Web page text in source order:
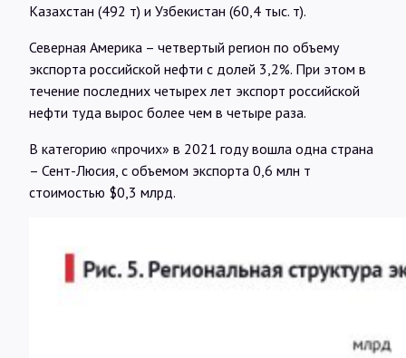
Казахстан (492 т) и Узбекистан (60,4 тыс. т).
Северная Америка – четвертый регион по объему
экспорта российской нефти с долей 3,2%. При этом в
течение последних четырех лет экспорт российской
нефти туда вырос более чем в четыре раза.
В категорию «прочих» в 2021 году вошла одна страна
– Сент-Люсия, с объемом экспорта 0,6 млн т
стоимостью $0,3 млрд.